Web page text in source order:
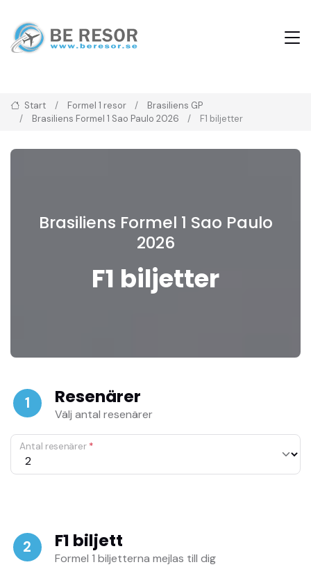
Start Formel 1 resor
Brasiliens GP
Brasiliens Formel 1 Sao Paulo 2026
F1 biljetter
Brasiliens Formel 1 Sao Paulo
2026
F1 biljetter
1 Resenärer
Välj antal resenärer
Antal resenärer *
2 F1 biljett
Formel 1 biljetterna mejlas till dig